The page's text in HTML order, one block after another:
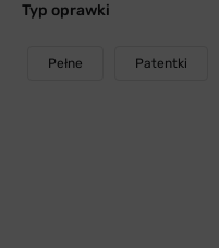
Typ oprawki
Pełne Patentki